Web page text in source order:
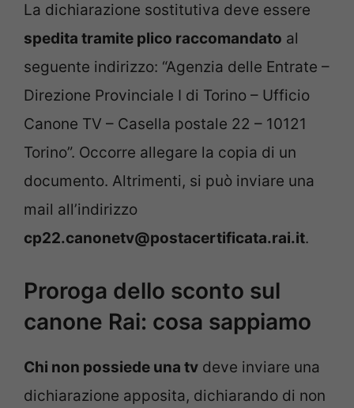
La dichiarazione sostitutiva deve essere
spedita tramite plico raccomandato al
seguente indirizzo: “Agenzia delle Entrate –
Direzione Provinciale I di Torino – Ufficio
Canone TV – Casella postale 22 – 10121
Torino”. Occorre allegare la copia di un
documento. Altrimenti, si può inviare una
mail all’indirizzo
cp22.canonetv@postacertificata.rai.it.
Proroga dello sconto sul
canone Rai: cosa sappiamo
Chi non possiede una tv deve inviare una
dichiarazione apposita, dichiarando di non